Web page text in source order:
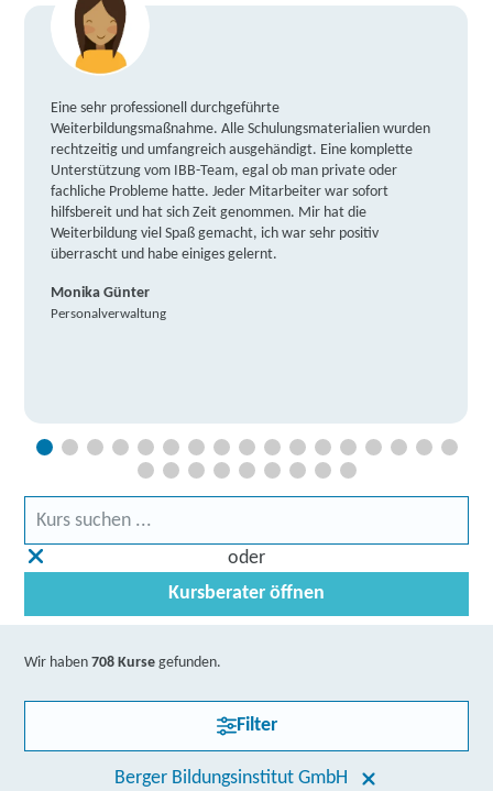
Eine sehr professionell durchgeführte
Weiterbildungsmaßnahme. Alle Schulungsmaterialien wurden
rechtzeitig und umfangreich ausgehändigt. Eine komplette
Unterstützung vom IBB-Team, egal ob man private oder
fachliche Probleme hatte. Jeder Mitarbeiter war sofort
hilfsbereit und hat sich Zeit genommen. Mir hat die
Weiterbildung viel Spaß gemacht, ich war sehr positiv
überrascht und habe einiges gelernt.
Monika Günter
Personalverwaltung
oder
Kursberater öffnen
Wir haben708 Kurse gefunden.
Filter
Berger Bildungsinstitut GmbH